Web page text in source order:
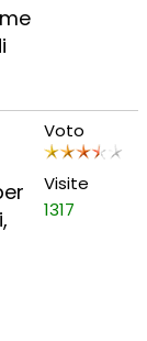
Voto
Visite
1317